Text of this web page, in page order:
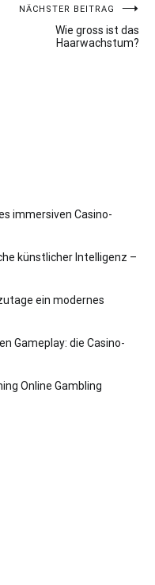
NÄCHSTER BEITRAG
Wie gross ist das
Haarwachstum?
immersiven Casino-
künstlicher Intelligenz –
ein modernes
Gameplay: die Casino-
Online Gambling